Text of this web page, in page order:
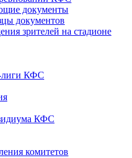
документы
документов
зрителей на стадионе
лиги КФС
КФС
комитетов